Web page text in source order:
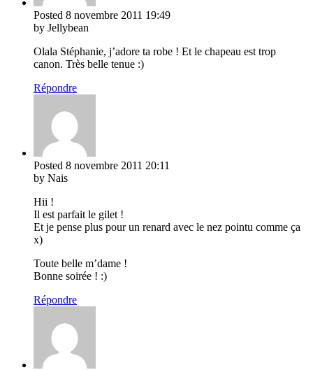
Posted 8 novembre 2011 19:49
by Jellybean
Olala Stéphanie, j’adore ta robe ! Et le chapeau est trop
canon. Très belle tenue :)
Répondre
Posted 8 novembre 2011 20:11
by Nais
Hii !
Il est parfait le gilet !
Et je pense plus pour un renard avec le nez pointu comme ça
x)
Toute belle m’dame !
Bonne soirée ! :)
Répondre